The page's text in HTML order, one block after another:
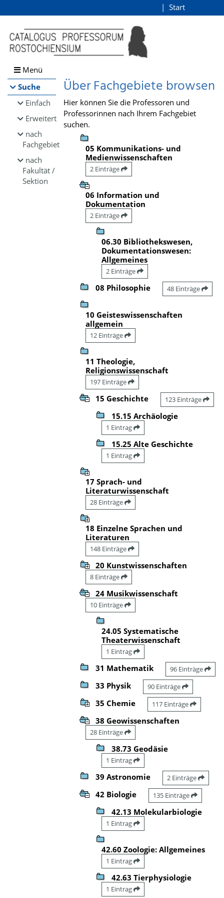
Browsen
direkt zum Inhalt
Start
Menü
Suche
Einfach
Erweitert
nach
Fachgebiet
nach
Fakultät /
Sektion
Über Fachgebiete browsen
Hier können Sie die Professoren und
Professorinnen nach Ihrem Fachgebiet
suchen.
05 Kommunikations- und
Medienwissenschaften
2 Einträge
06 Information und
Dokumentation
2 Einträge
06.30 Bibliothekswesen,
Dokumentationswesen:
Allgemeines
2 Einträge
08 Philosophie 48 Einträge
10 Geisteswissenschaften
allgemein
12 Einträge
11 Theologie,
Religionswissenschaft
197 Einträge
15 Geschichte 123 Einträge
15.15 Archäologie
1 Eintrag
15.25 Alte Geschichte
1 Eintrag
17 Sprach- und
Literaturwissenschaft
28 Einträge
18 Einzelne Sprachen und
Literaturen
148 Einträge
20 Kunstwissenschaften
8 Einträge
24 Musikwissenschaft
10 Einträge
24.05 Systematische
Theaterwissenschaft
1 Eintrag
31 Mathematik 96 Einträge
33 Physik 90 Einträge
35 Chemie 117 Einträge
38 Geowissenschaften
28 Einträge
38.73 Geodäsie
1 Eintrag
39 Astronomie 2 Einträge
42 Biologie 135 Einträge
42.13 Molekularbiologie
1 Eintrag
42.60 Zoologie: Allgemeines
1 Eintrag
42.63 Tierphysiologie
1 Eintrag